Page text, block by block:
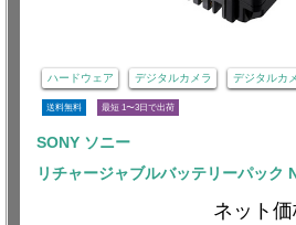
ハードウェア デジタルカメラ デジタルカ
送料無料 最短 1〜3日で出荷
SONY ソニー
リチャージャブルバッテリーパック
ネット価